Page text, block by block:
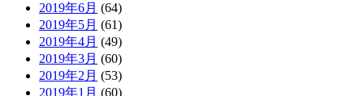
2019年6月 (64)
2019年5月 (61)
2019年4月 (49)
2019年3月 (60)
2019年2月 (53)
2019年1月 (60)